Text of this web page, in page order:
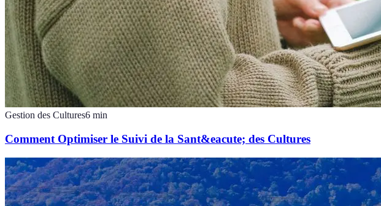
Gestion des Cultures6 min
Comment Optimiser le Suivi de la Sant&eacute; des Cultures